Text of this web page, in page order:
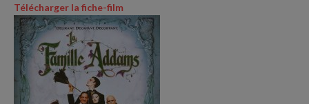
Télécharger la fiche-film